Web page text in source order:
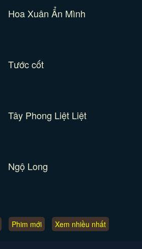
Hoa Xuân Ẩn Mình
Tước cốt
Tây Phong Liệt Liệt
Ngộ Long
Phim mới Xem nhiều nhất